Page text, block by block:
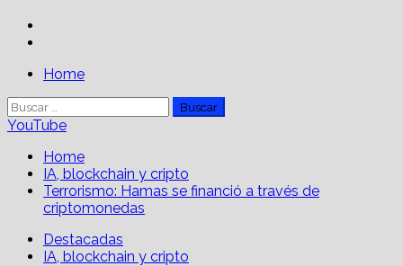
PrimaryHome
Buscar:
YouTube
Home
IA, blockchain y cripto
Terrorismo: Hamas se financió a través de
criptomonedas
Destacadas
IA, blockchain y cripto